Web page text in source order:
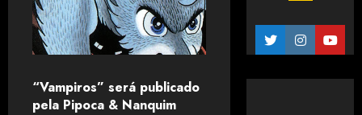
“Vampiros” será publicado
pela Pipoca & Nanquim